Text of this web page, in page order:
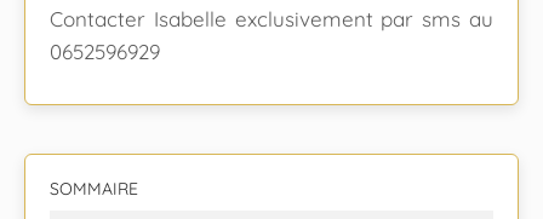
Contacter Isabelle exclusivement par sms au
0652596929
SOMMAIRE